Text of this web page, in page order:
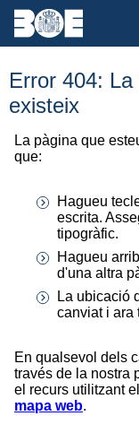
Error 404: La
existeix
La pàgina que
que:
Hagueu
escrita.
tipogràfic.
Hagueu
d'una altra
La ubicació
canviat i ara
En qualsevol dels
través de la nostra
el recurs utilitzant
mapa web.